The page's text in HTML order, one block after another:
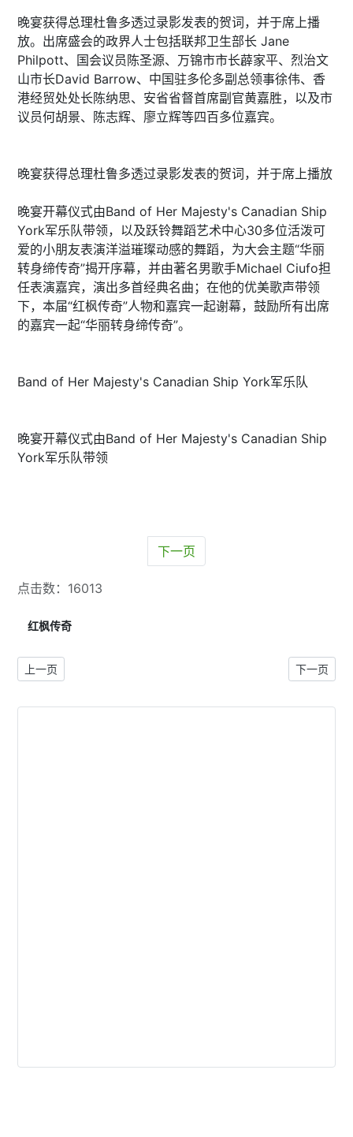
晚宴获得总理杜鲁多透过录影发表的贺词，并于席上播
放。出席盛会的政界人士包括联邦卫生部长 Jane
Philpott、国会议员陈圣源、万锦市市长薜家平、烈治文
山市长David Barrow、中国驻多伦多副总领事徐伟、香
港经贸处处长陈纳思、安省省督首席副官黄嘉胜，以及市
议员何胡景、陈志辉、廖立辉等四百多位嘉宾。
晚宴获得总理杜鲁多透过录影发表的贺词，并于席上播放
晚宴开幕仪式由Band of Her Majesty's Canadian Ship
York军乐队带领，以及跃铃舞蹈艺术中心30多位活泼可
爱的小朋友表演洋溢璀璨动感的舞蹈，为大会主题“华丽
转身缔传奇”揭开序幕，并由著名男歌手Michael Ciufo担
任表演嘉宾，演出多首经典名曲；在他的优美歌声带领
下，本届“红枫传奇”人物和嘉宾一起谢幕，鼓励所有出席
的嘉宾一起“华丽转身缔传奇”。
Band of Her Majesty's Canadian Ship York军乐队
晚宴开幕仪式由Band of Her Majesty's Canadian Ship
York军乐队带领
下一页
点击数：16013
红枫传奇
上一篇文章: 颁发专业成就奖 为社区服务筹款 CPAC年度慈善晚宴
上一页 下一篇文
下一页